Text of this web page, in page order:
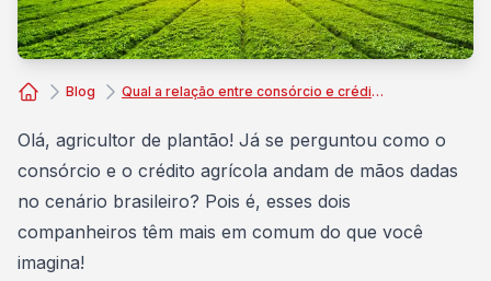
Blog Qual a relação entre consórcio e crédito agrícola no Brasil?
Olá, agricultor de plantão! Já se perguntou como o
consórcio e o crédito agrícola andam de mãos dadas
no cenário brasileiro? Pois é, esses dois
companheiros têm mais em comum do que você
imagina!